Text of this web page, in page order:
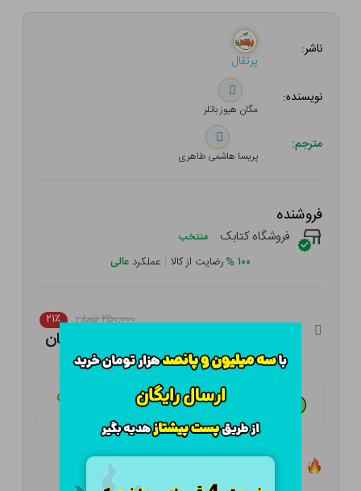
ناشر:
پرتقال
نویسنده:
مگان هیوز باتلر
مترجم:
پریسا هاشمی طاهری
فروشنده
فروشگاه کتابک منتخب
۱۰۰ %رضایت از کالا | عملکرد عالی
۲۵۰,۰۰۰ تومان ۲۱٪
هـر قسط با تــرب‌پــی:
تعداد ۵ عدد در انبار موجود است